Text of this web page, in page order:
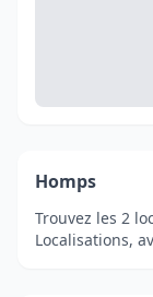
Homps
Trouvez les 2
Localisations,